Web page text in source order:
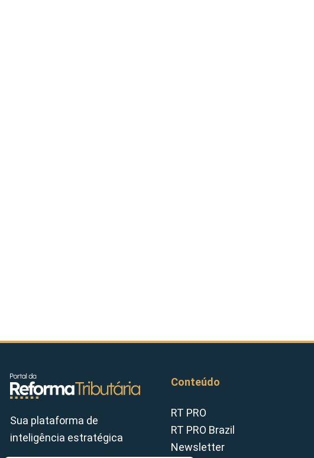
Sua plataforma de
inteligência estratégica
Conteúdo
RT PRO
RT PRO Brazil
Newsletter